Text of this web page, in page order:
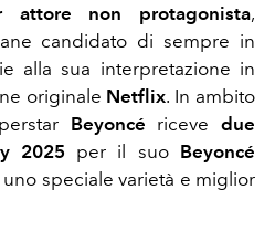
attore non protagonista,
candidato di sempre in
alla sua interpretazione in
originale Netflix. In ambito
Beyoncé ricevedue
2025 per il suo Beyoncé
speciale varietà e miglior